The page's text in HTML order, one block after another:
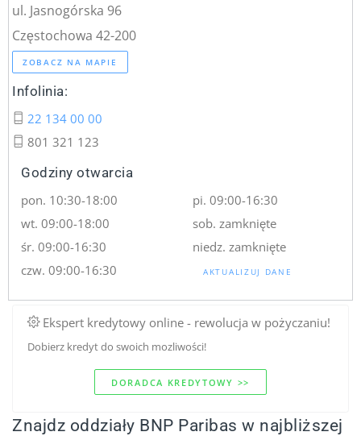
ul. Jasnogórska 96
Częstochowa 42-200
ZOBACZ NA MAPIE
Infolinia:
22 134 00 00
801 321 123
Godziny otwarcia
pon. 10:30-18:00
wt. 09:00-18:00
śr. 09:00-16:30
czw. 09:00-16:30
pi. 09:00-16:30
sob. zamknięte
niedz. zamknięte
AKTUALIZUJ DANE
Ekspert kredytowy online - rewolucja w pożyczaniu!
Dobierz kredyt do swoich mozliwości!
DORADCA KREDYTOWY >>
Znajdz oddziały BNP Paribas w najbliższej